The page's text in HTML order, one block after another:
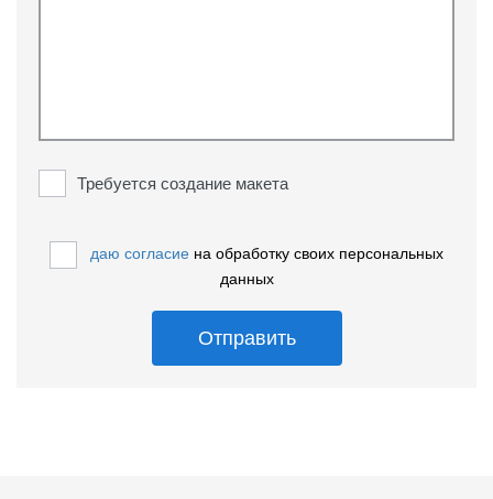
Требуется создание макета
даю согласие на обработку своих персональных
данных
Отправить